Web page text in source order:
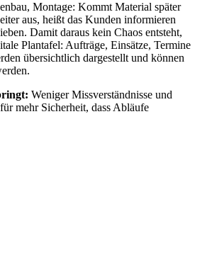
Montage: Kommt Material später
aus, heißt das Kunden informieren
Damit daraus kein Chaos entsteht,
Plantafel: Aufträge, Einsätze, Termine
übersichtlich dargestellt und können
Weniger Missverständnisse und
mehr Sicherheit, dass Abläufe